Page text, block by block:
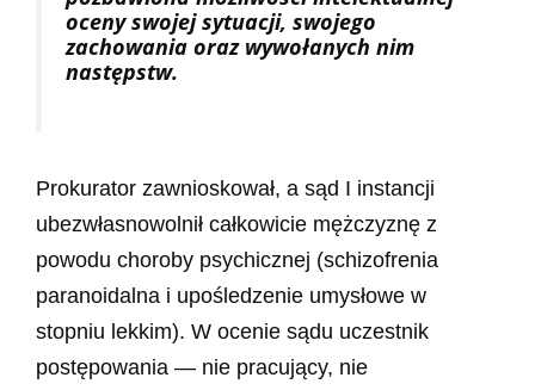
oceny swojej sytuacji, swojego
zachowania oraz wywołanych nim
następstw.
Prokurator zawnioskował, a sąd I instancji
ubezwłasnowolnił całkowicie mężczyznę z
powodu choroby psychicznej (schizofrenia
paranoidalna i upośledzenie umysłowe w
stopniu lekkim). W ocenie sądu uczestnik
postępowania — nie pracujący, nie